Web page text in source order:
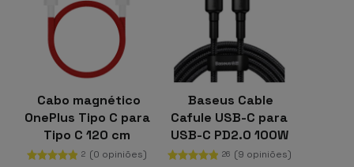
Cabo magnético
OnePlus Tipo C para
Tipo C 120 cm
Vermelho
2 (0 opiniões)
Baseus Cable
Cafule USB-C para
USB-C PD2.0 100W
2m
26 (9 opiniões)